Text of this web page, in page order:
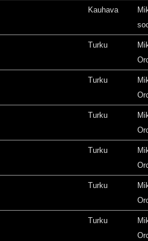
Kauhava
Turku
Turku
Turku
Turku
Turku
Turku